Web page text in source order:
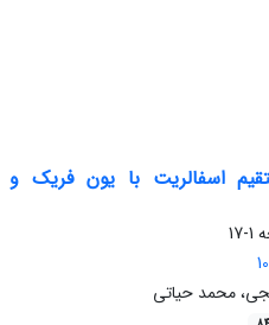
اسفالریت با یون فریک و
1-17
محمد حیاتی